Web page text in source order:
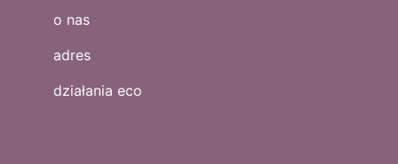
o nas
adres
działania eco